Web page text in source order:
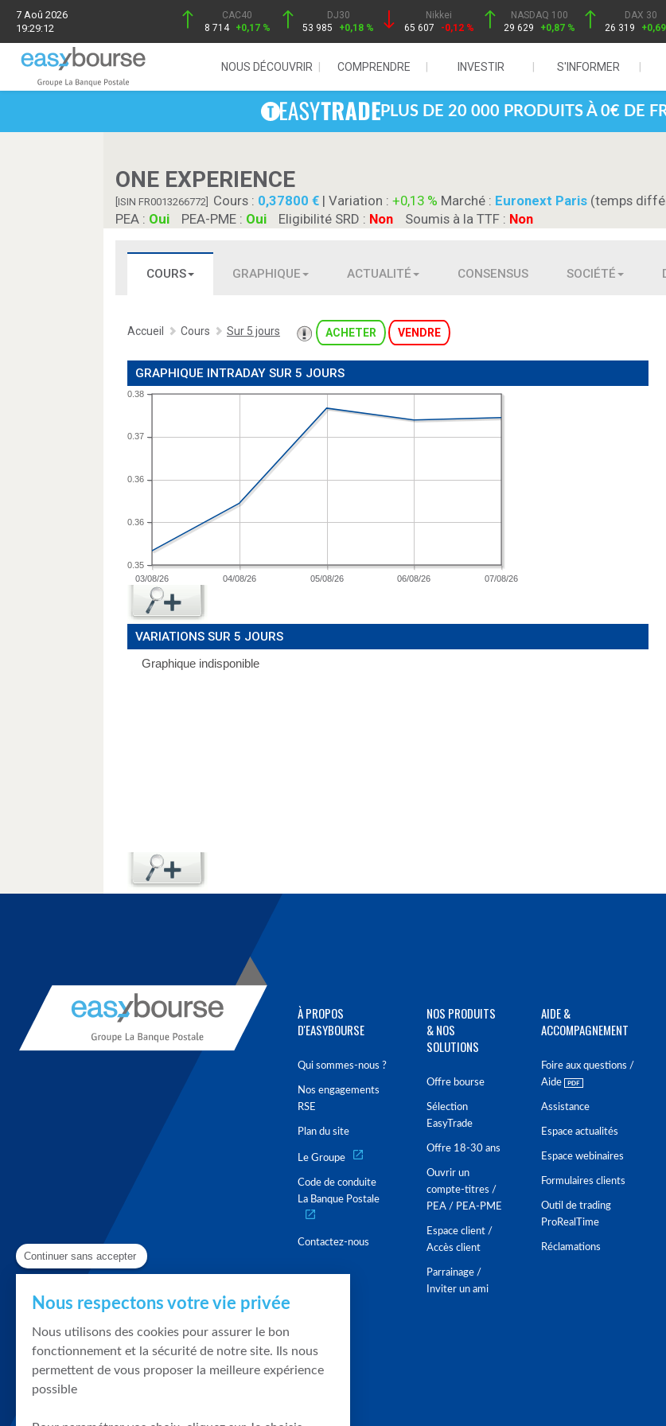
7 Aoû 2026
19:29:12
CAC40
8 714 +0,17 %
DJ30
53 985
+0,18 %
Nikkei
65 607
-0,12 %
NASDAQ 100
29 629
+0,87 %
DAX 30
26 319
NOUS DÉCOUVRIR COMPRENDRE INVESTIR S'INFORMER
PLUS DE 20 000 PRODUITS À 0€ DE
ONE EXPERIENCE
[ISIN FR0013266772] Cours : 0,37800 | Variation : +0,13 % Marché : Euronext Paris (temps
PEA : Oui PEA-PME : Oui Eligibilité SRD : Non Soumis à la TTF : Non
COURS GRAPHIQUE ACTUALITÉ CONSENSUS SOCIÉTÉ
Accueil Cours Sur 5 jours ACHETER VENDRE
GRAPHIQUE INTRADAY SUR 5 JOURS
03/08/26 04/08/26 05/08/26 06/08/26 07/08/26
0.35
0.36
0.36
0.37
0.38
VARIATIONS SUR 5 JOURS
À PROPOS
D'EASYBOURSE
Qui sommes-nous ?
Nos engagements
RSE
Plan du site
Le Groupe
Code de conduite
La Banque Postale
Contactez-nous
NOS PRODUITS
& NOS
SOLUTIONS
Offre bourse
Sélection
EasyTrade
Offre 18-30 ans
Ouvrir un
compte-titres /
PEA / PEA-PME
Espace client /
Accès client
Parrainage /
Inviter un ami
AIDE &
ACCOMPAGNEMENT
Foire aux questions /
Aide
Assistance
Espace actualités
Espace webinaires
Formulaires clients
Outil de trading
ProRealTime
Réclamations
Continuer sans accepter
Nous respectons votre vie privée
Nous utilisons des cookies pour assurer le bon
fonctionnement et la sécurité de notre site. Ils nous
permettent de vous proposer la meilleure expérience
possible